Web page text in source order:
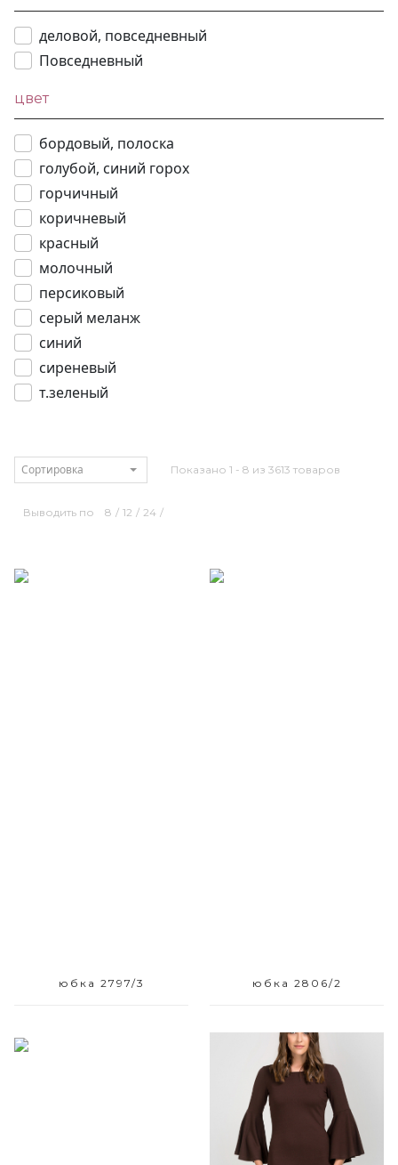
деловой, повседневный
Повседневный
цвет
бордовый, полоска
голубой, синий горох
горчичный
коричневый
красный
молочный
персиковый
серый меланж
синий
сиреневый
т.зеленый
Сортировка Показано 1 - 8 из 3613 товаров
Выводить по 8 / 12 / 24 /
юбка 2797/3 юбка 2806/2